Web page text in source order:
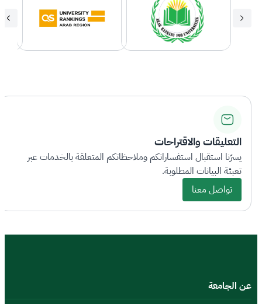
التعليقات والاقتراحات
يسرّنا استقبال استفساراتكم وملاحظاتكم المتعلقة بالخدمات عبر
تعبئة البيانات المطلوبة.
تواصل معنا
عن الجامعة